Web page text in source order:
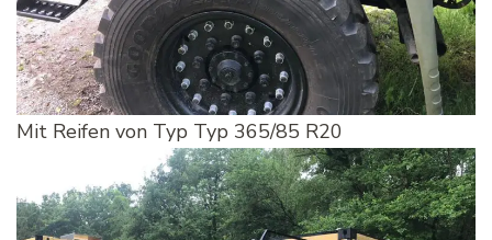
Mit Reifen von Typ Typ 365/85 R20